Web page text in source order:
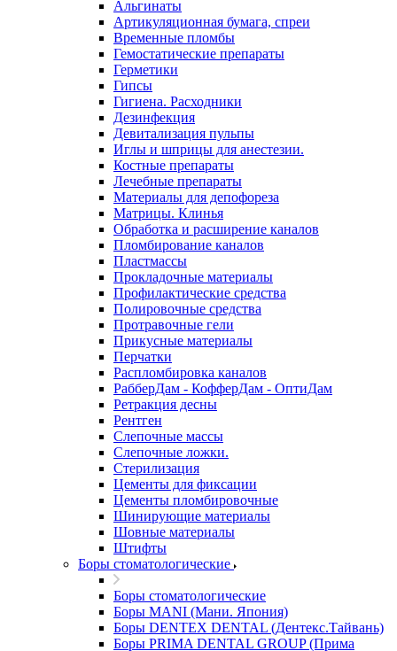
Альгинаты
Артикуляционная бумага, спреи
Временные пломбы
Гемостатические препараты
Герметики
Гипсы
Гигиена. Расходники
Дезинфекция
Девитализация пульпы
Иглы и шприцы для анестезии.
Костные препараты
Лечебные препараты
Материалы для депофореза
Матрицы. Клинья
Обработка и расширение каналов
Пломбирование каналов
Пластмассы
Прокладочные материалы
Профилактические средства
Полировочные средства
Протравочные гели
Прикусные материалы
Перчатки
Распломбировка каналов
РабберДам - КофферДам - ОптиДам
Ретракция десны
Рентген
Слепочные массы
Слепочные ложки.
Стерилизация
Цементы для фиксации
Цементы пломбировочные
Шинирующие материалы
Шовные материалы
Штифты
Боры стоматологические
Боры стоматологические
Боры MANI (Мани. Япония)
Боры DENTEX DENTAL (Дентекс.Тайвань)
Боры PRIMA DENTAL GROUP (Прима